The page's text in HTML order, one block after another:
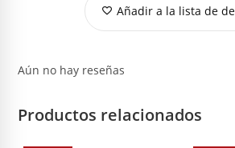
Añadir a la lista de
Aún no hay reseñas
Productos relacionados